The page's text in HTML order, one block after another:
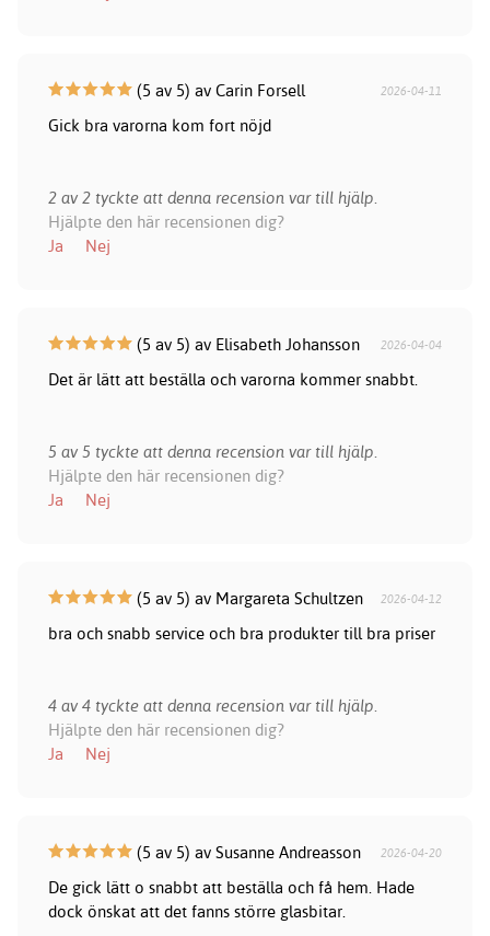
(5 av 5) av Carin Forsell 2026-04-11
Gick bra varorna kom fort nöjd
2 av 2 tyckte att denna recension var till hjälp.
Hjälpte den här recensionen dig?
Ja
Nej
(5 av 5) av Elisabeth Johansson 2026-04-04
Det är lätt att beställa och varorna kommer snabbt.
5 av 5 tyckte att denna recension var till hjälp.
Hjälpte den här recensionen dig?
Ja
Nej
(5 av 5) av Margareta Schultzen 2026-04-12
bra och snabb service och bra produkter till bra priser
4 av 4 tyckte att denna recension var till hjälp.
Hjälpte den här recensionen dig?
Ja
Nej
(5 av 5) av Susanne Andreasson 2026-04-20
De gick lätt o snabbt att beställa och få hem. Hade
dock önskat att det fanns större glasbitar.